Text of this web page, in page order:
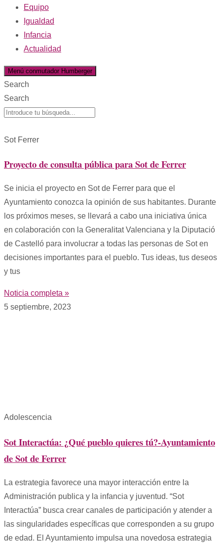
Equipo
Igualdad
Infancia
Actualidad
Menú conmutador Humberger
Search
Search
Sot Ferrer
Proyecto de consulta pública para Sot de Ferrer
Se inicia el proyecto en Sot de Ferrer para que el
Ayuntamiento conozca la opinión de sus habitantes. Durante
los próximos meses, se llevará a cabo una iniciativa única
en colaboración con la Generalitat Valenciana y la Diputació
de Castelló para involucrar a todas las personas de Sot en
decisiones importantes para el pueblo. Tus ideas, tus deseos
y tus
Noticia completa »
5 septiembre, 2023
Adolescencia
Sot Interactúa: ¿Qué pueblo quieres tú?-Ayuntamiento
de Sot de Ferrer
La estrategia favorece una mayor interacción entre la
Administración publica y la infancia y juventud. “Sot
Interactúa” busca crear canales de participación y atender a
las singularidades específicas que corresponden a su grupo
de edad. El Ayuntamiento impulsa una novedosa estrategia